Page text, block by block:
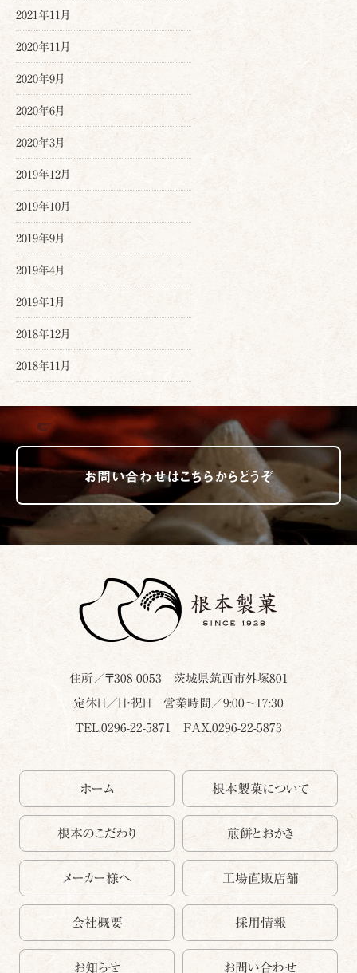
2021年11月
2020年11月
2020年9月
2020年6月
2020年3月
2019年12月
2019年10月
2019年9月
2019年4月
2019年1月
2018年12月
2018年11月
お問い合わせはこちらからどうぞ
住所／〒308-0053 茨城県筑西市外塚801
定休日／日・祝日 営業時間／9:00～17:30
TEL.0296-22-5871 FAX.0296-22-5873
ホーム 根本製菓について
根本のこだわり 煎餅とおかき
メーカー様へ 工場直販店舗
会社概要 採用情報
お知らせ お問い合わせ